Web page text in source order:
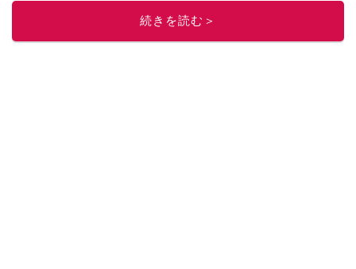
レビューしています。毎日トレンド情報をお届けしているので、ぜひ
してください！続きを読む＞